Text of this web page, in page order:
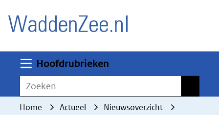
deze
worden
toegestaan
geweigerd.
Hoofdrubrieken
Zoeken
Home Actueel
Nieuwsoverzicht